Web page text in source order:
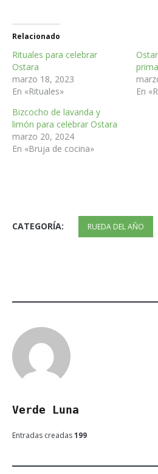
Relacionado
Rituales para celebrar
Ostara
marzo 18, 2023
En «Rituales»
En
Bizcocho de lavanda y
limón para celebrar Ostara
marzo 20, 2024
En «Bruja de cocina»
CATEGORÍA: RUEDA DEL AÑO
Verde Luna
Entradas creadas199